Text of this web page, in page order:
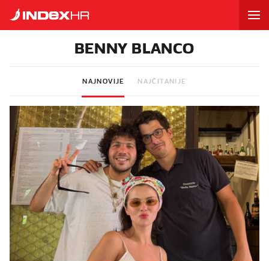
BENNY BLANCO
NAJNOVIJE NAJČITANIJE